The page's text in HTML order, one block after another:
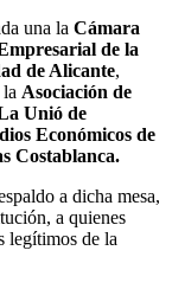
una la Cámara
de la
de Alicante,
la Asociación de
Unió de
Económicos de
Costablanca.
a dicha mesa,
a quienes
legítimos de la